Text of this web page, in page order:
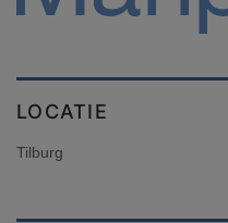
LOCATIE
Tilburg